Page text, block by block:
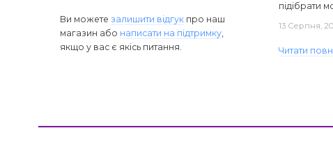
Ви можете залишити відгук про наш
магазин або написати на підтримку,
якщо у вас є якісь питання.
підібрати
13 Серпня,
Читати